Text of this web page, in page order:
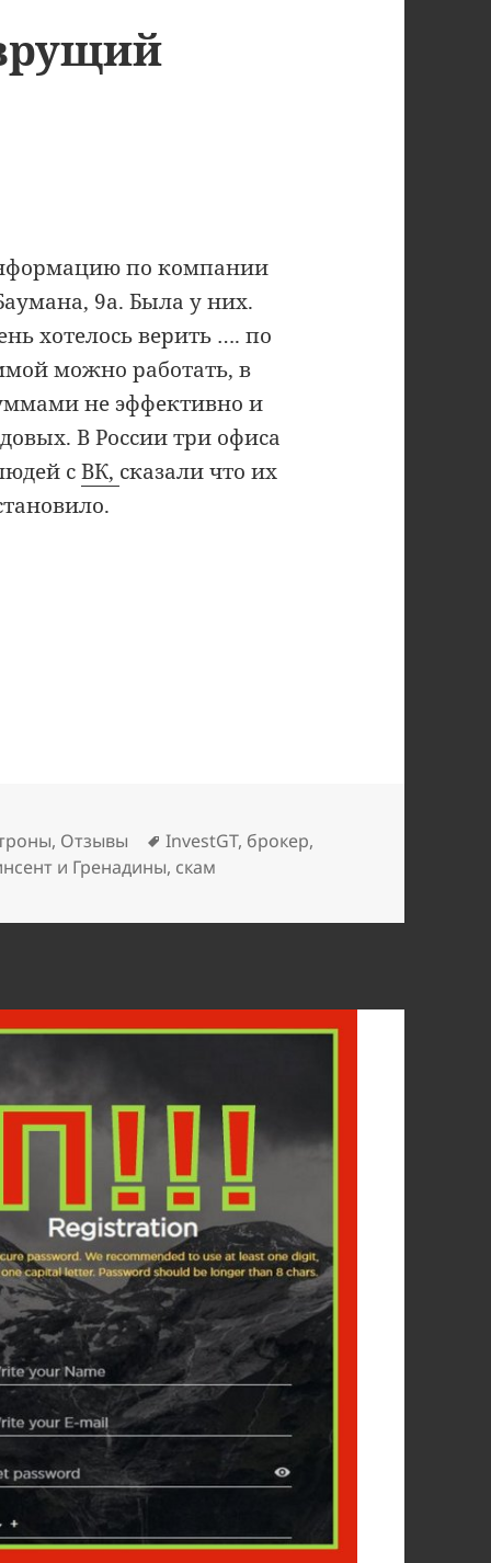
по компании
9а. Была у них.
хотелось верить …. по
можно работать, в
не эффективно и
В России три офиса
сВК, сказали что их
, Отзывы Метки
InvestGT, брокер,
и Гренадины, скам